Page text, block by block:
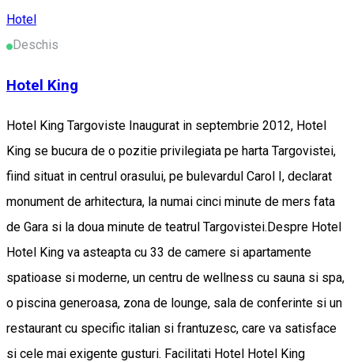
Hotel
Deschis
Hotel King
Hotel King Targoviste Inaugurat in septembrie 2012, Hotel
King se bucura de o pozitie privilegiata pe harta Targovistei,
fiind situat in centrul orasului, pe bulevardul Carol I, declarat
monument de arhitectura, la numai cinci minute de mers fata
de Gara si la doua minute de teatrul Targovistei.Despre Hotel
Hotel King va asteapta cu 33 de camere si apartamente
spatioase si moderne, un centru de wellness cu sauna si spa,
o piscina generoasa, zona de lounge, sala de conferinte si un
restaurant cu specific italian si frantuzesc, care va satisface
si cele mai exigente gusturi. Facilitati Hotel Hotel King